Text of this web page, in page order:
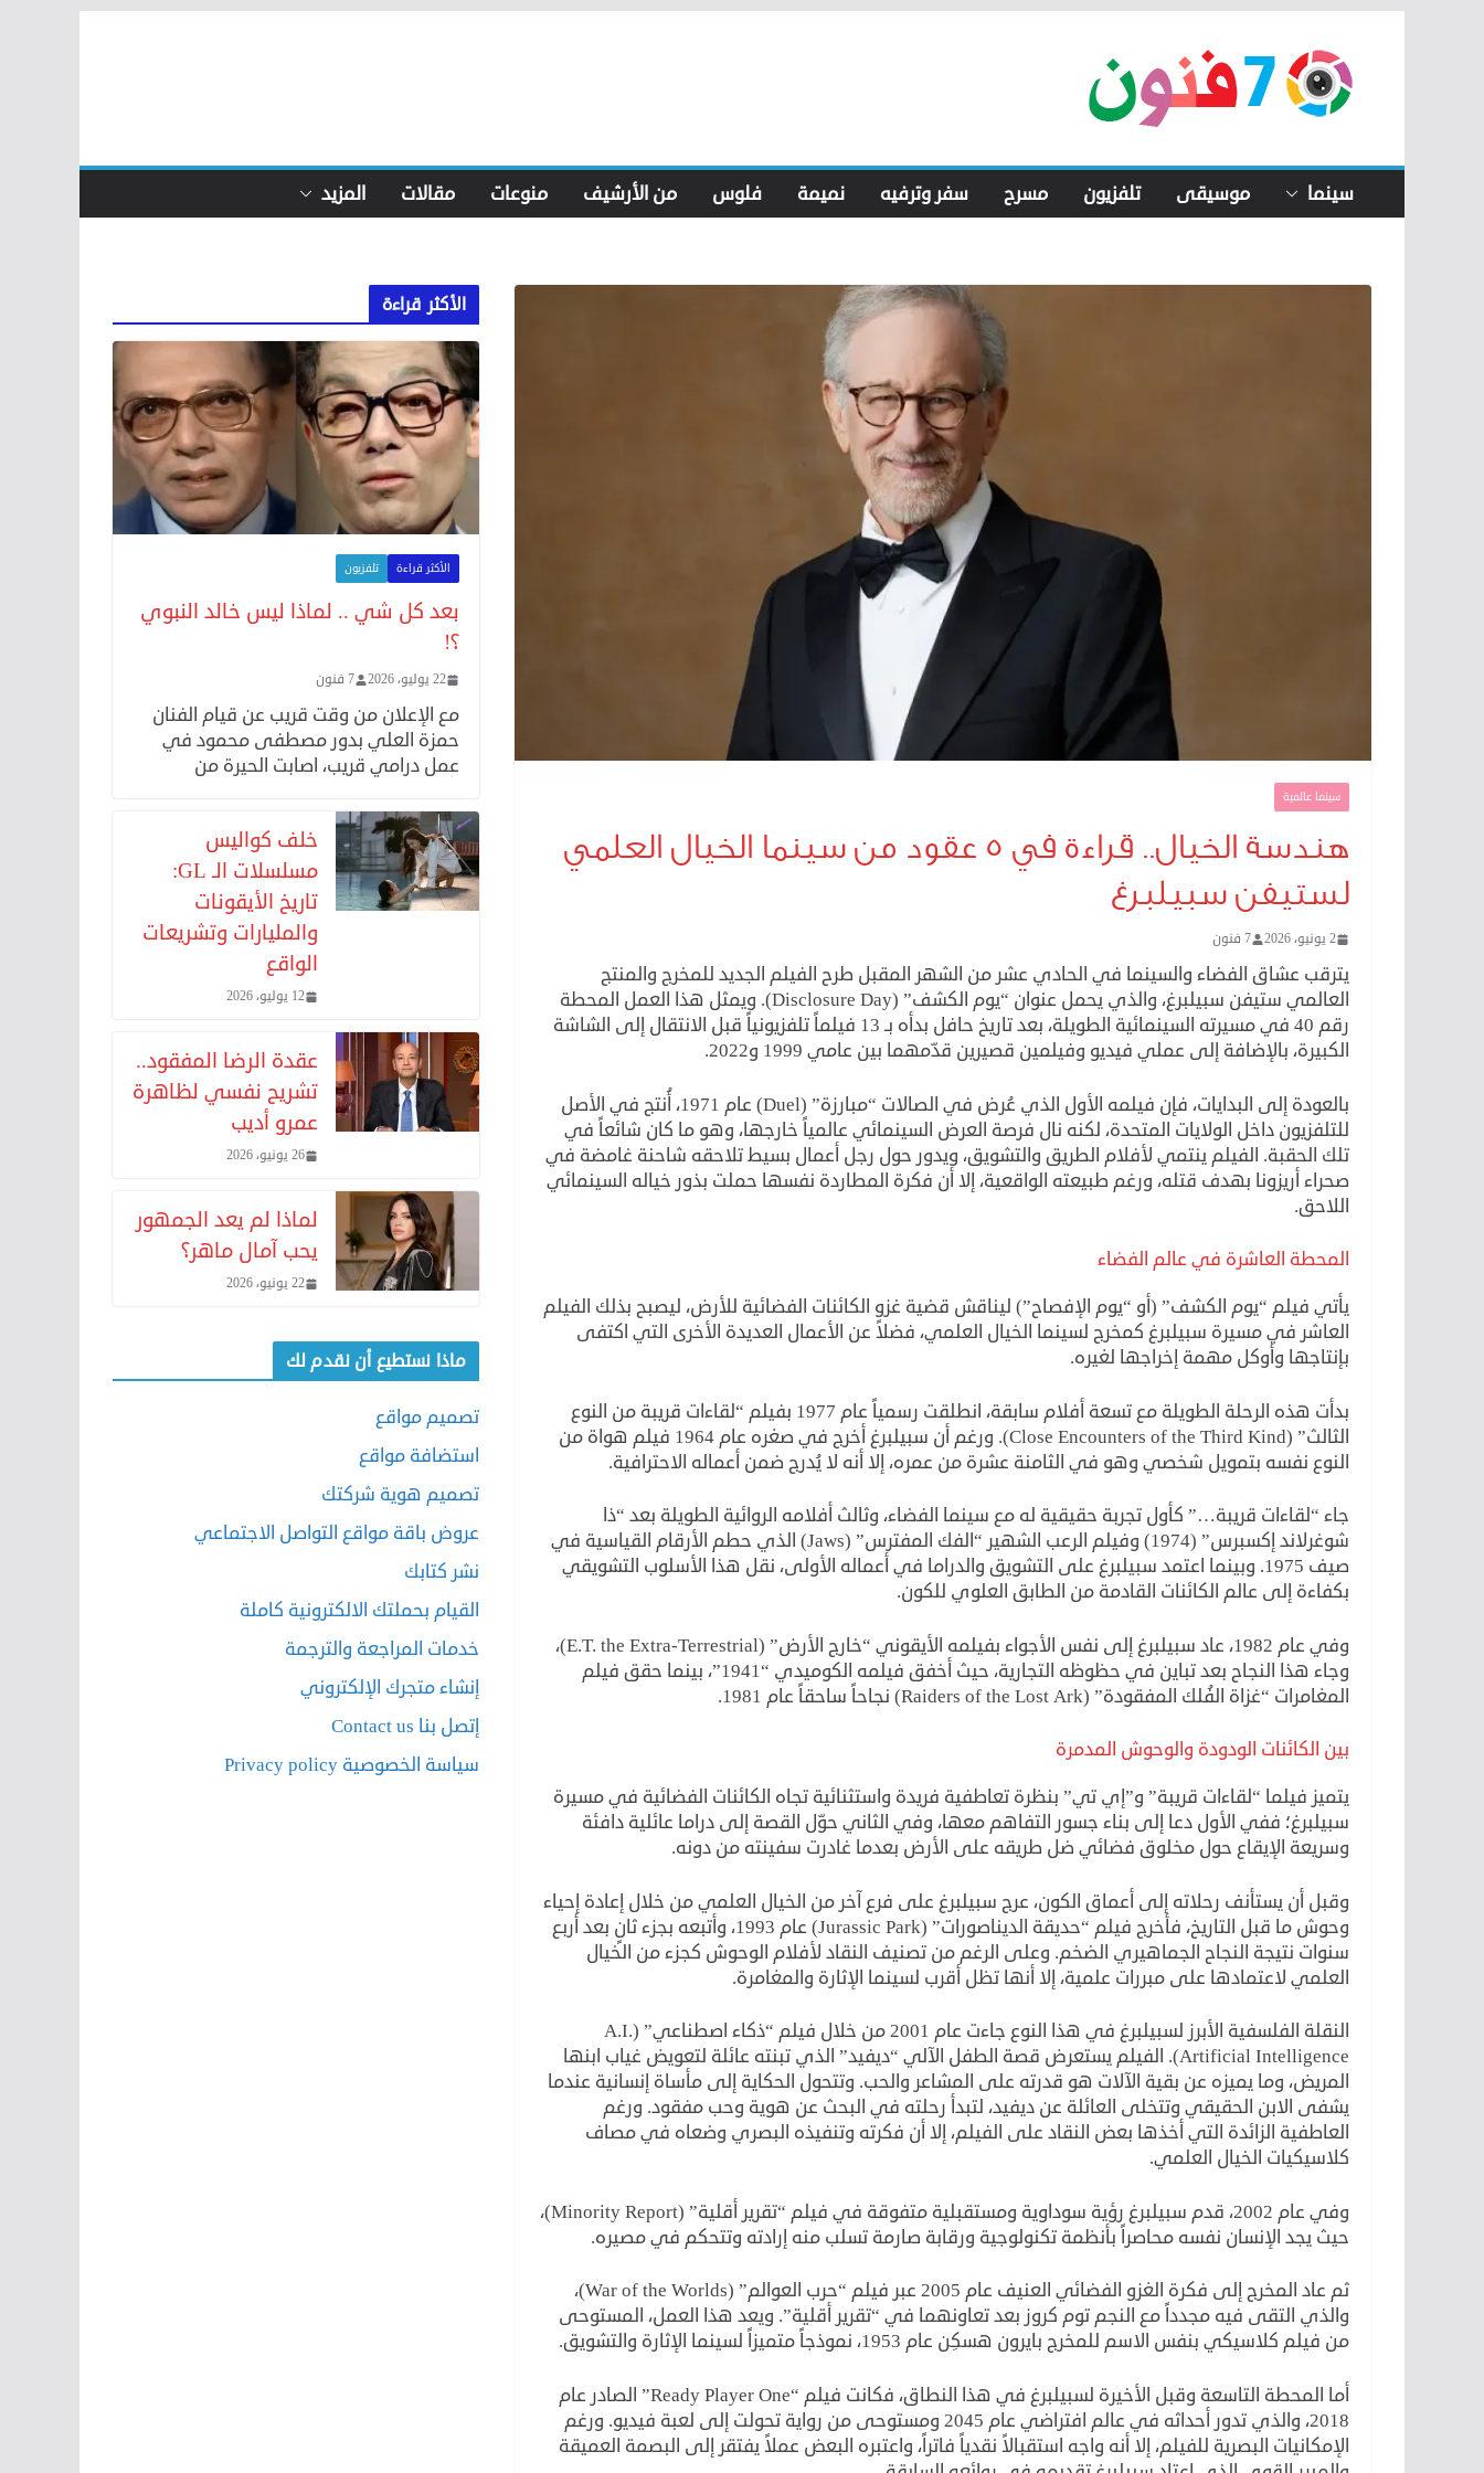
content
سينما موسيقى تلفزيون مسرح سفر وترفيه نميمة فلوس من الأرشيف منوعات مقالات المزيد
سينما عالمية
هندسة الخيال.. قراءة في 5 عقود من سينما الخيال العلمي
لستيفن سبيلبرغ
2 يونيو، 2026 7 فنون
يترقب عشاق الفضاء والسينما في الحادي عشر من الشهر المقبل طرح الفيلم الجديد للمخرج والمنتج
العالمي ستيفن سبيلبرغ، والذي يحمل عنوان “يوم الكشف” (Disclosure Day). ويمثل هذا العمل المحطة
رقم 40 في مسيرته السينمائية الطويلة، بعد تاريخ حافل بدأه بـ 13 فيلماً تلفزيونياً قبل الانتقال إلى الشاشة
الكبيرة، بالإضافة إلى عملي فيديو وفيلمين قصيرين قدّمهما بين عامي 1999 و2022.
بالعودة إلى البدايات، فإن فيلمه الأول الذي عُرض في الصالات “مبارزة” (Duel) عام 1971، أُنتج في الأصل
للتلفزيون داخل الولايات المتحدة، لكنه نال فرصة العرض السينمائي عالمياً خارجها، وهو ما كان شائعاً في
تلك الحقبة. الفيلم ينتمي لأفلام الطريق والتشويق، ويدور حول رجل أعمال بسيط تلاحقه شاحنة غامضة في
صحراء أريزونا بهدف قتله، ورغم طبيعته الواقعية، إلا أن فكرة المطاردة نفسها حملت بذور خياله السينمائي
اللاحق.
المحطة العاشرة في عالم الفضاء
يأتي فيلم “يوم الكشف” (أو “يوم الإفصاح”) ليناقش قضية غزو الكائنات الفضائية للأرض، ليصبح بذلك الفيلم
العاشر في مسيرة سبيلبرغ كمخرج لسينما الخيال العلمي، فضلاً عن الأعمال العديدة الأخرى التي اكتفى
بإنتاجها وأوكل مهمة إخراجها لغيره.
بدأت هذه الرحلة الطويلة مع تسعة أفلام سابقة، انطلقت رسمياً عام 1977 بفيلم “لقاءات قريبة من النوع
الثالث” (Close Encounters of the Third Kind). ورغم أن سبيلبرغ أخرج في صغره عام 1964 فيلم هواة من
النوع نفسه بتمويل شخصي وهو في الثامنة عشرة من عمره، إلا أنه لا يُدرج ضمن أعماله الاحترافية.
جاء “لقاءات قريبة…” كأول تجربة حقيقية له مع سينما الفضاء، وثالث أفلامه الروائية الطويلة بعد “ذا
شوغرلاند إكسبرس” (1974) وفيلم الرعب الشهير “الفك المفترس” (Jaws) الذي حطم الأرقام القياسية في
صيف 1975. وبينما اعتمد سبيلبرغ على التشويق والدراما في أعماله الأولى، نقل هذا الأسلوب التشويقي
بكفاءة إلى عالم الكائنات القادمة من الطابق العلوي للكون.
وفي عام 1982، عاد سبيلبرغ إلى نفس الأجواء بفيلمه الأيقوني “خارج الأرض” (E.T. the Extra-Terrestrial)،
وجاء هذا النجاح بعد تباين في حظوظه التجارية، حيث أخفق فيلمه الكوميدي “1941”، بينما حقق فيلم
المغامرات “غزاة الفُلك المفقودة” (Raiders of the Lost Ark) نجاحاً ساحقاً عام 1981.
بين الكائنات الودودة والوحوش المدمرة
يتميز فيلما “لقاءات قريبة” و”إي تي” بنظرة تعاطفية فريدة واستثنائية تجاه الكائنات الفضائية في مسيرة
سبيلبرغ؛ ففي الأول دعا إلى بناء جسور التفاهم معها، وفي الثاني حوّل القصة إلى دراما عائلية دافئة
وسريعة الإيقاع حول مخلوق فضائي ضل طريقه على الأرض بعدما غادرت سفينته من دونه.
وقبل أن يستأنف رحلاته إلى أعماق الكون، عرج سبيلبرغ على فرع آخر من الخيال العلمي من خلال إعادة إحياء
وحوش ما قبل التاريخ، فأخرج فيلم “حديقة الديناصورات” (Jurassic Park) عام 1993، وأتبعه بجزء ثانٍ بعد أربع
سنوات نتيجة النجاح الجماهيري الضخم. وعلى الرغم من تصنيف النقاد لأفلام الوحوش كجزء من الخيال
العلمي لاعتمادها على مبررات علمية، إلا أنها تظل أقرب لسينما الإثارة والمغامرة.
النقلة الفلسفية الأبرز لسبيلبرغ في هذا النوع جاءت عام 2001 من خلال فيلم “ذكاء اصطناعي” (A.I.
Artificial Intelligence). الفيلم يستعرض قصة الطفل الآلي “ديفيد” الذي تبنته عائلة لتعويض غياب ابنها
المريض، وما يميزه عن بقية الآلات هو قدرته على المشاعر والحب. وتتحول الحكاية إلى مأساة إنسانية عندما
يشفى الابن الحقيقي وتتخلى العائلة عن ديفيد، لتبدأ رحلته في البحث عن هوية وحب مفقود. ورغم
العاطفية الزائدة التي أخذها بعض النقاد على الفيلم، إلا أن فكرته وتنفيذه البصري وضعاه في مصاف
كلاسيكيات الخيال العلمي.
وفي عام 2002، قدم سبيلبرغ رؤية سوداوية ومستقبلية متفوقة في فيلم “تقرير أقلية” (Minority Report)،
حيث يجد الإنسان نفسه محاصراً بأنظمة تكنولوجية ورقابة صارمة تسلب منه إرادته وتتحكم في مصيره.
ثم عاد المخرج إلى فكرة الغزو الفضائي العنيف عام 2005 عبر فيلم “حرب العوالم” (War of the Worlds)،
والذي التقى فيه مجدداً مع النجم توم كروز بعد تعاونهما في “تقرير أقلية”. ويعد هذا العمل، المستوحى
من فيلم كلاسيكي بنفس الاسم للمخرج بايرون هسكِن عام 1953، نموذجاً متميزاً لسينما الإثارة والتشويق.
أما المحطة التاسعة وقبل الأخيرة لسبيلبرغ في هذا النطاق، فكانت فيلم “Ready Player One” الصادر عام
2018، والذي تدور أحداثه في عالم افتراضي عام 2045 ومستوحى من رواية تحولت إلى لعبة فيديو. ورغم
الإمكانيات البصرية للفيلم، إلا أنه واجه استقبالاً نقدياً فاتراً، واعتبره البعض عملاً يفتقر إلى البصمة العميقة
الأكثر قراءة
الأكثر قراءة تلفزيون
بعد كل شي .. لماذا ليس خالد النبوي
؟!
22 يوليو، 2026 7 فنون
مع الإعلان من وقت قريب عن قيام الفنان
حمزة العلي بدور مصطفى محمود في
عمل درامي قريب، اصابت الحيرة من
خلف كواليس
مسلسلات الـ GL:
تاريخ الأيقونات
والمليارات وتشريعات
الواقع
12 يوليو، 2026
عقدة الرضا المفقود..
تشريح نفسي لظاهرة
عمرو أديب
26 يونيو، 2026
لماذا لم يعد الجمهور
يحب آمال ماهر؟
22 يونيو، 2026
ماذا نستطيع أن نقدم لك
تصميم مواقع
استضافة مواقع
تصميم هوية شركتك
عروض باقة مواقع التواصل الاجتماعي
نشر كتابك
القيام بحملتك الالكترونية كاملة
خدمات المراجعة والترجمة
إنشاء متجرك الإلكتروني
إتصل بنا Contact us
سياسة الخصوصية Privacy policy